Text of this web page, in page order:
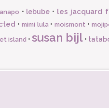
• lebube • les jacquard
• mimi lula •moismont •
island • susan bijl •